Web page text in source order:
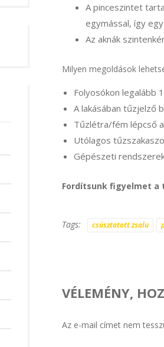
A pinceszintet
egymással, így
Az aknák
Milyen megoldások
Folyosókon legalább
A lakásában tűzjelző
Tűzlétra/fém lépcső
Utólagos
Gépészeti
Fordítsunk figyelmet a
Tags: csúsztatott zsalu
VÉLEMÉNY,
Az e-mail címet nem